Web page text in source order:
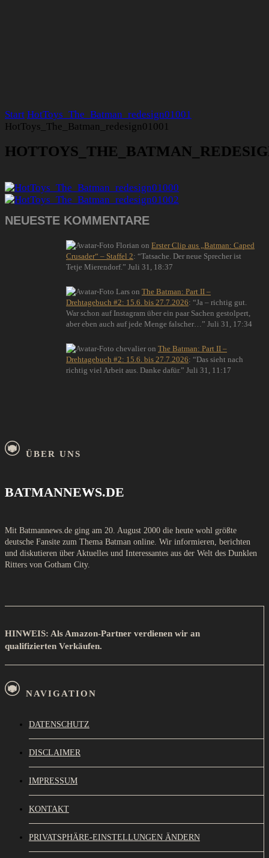
Start HotToys_The_Batman_redesign01001
HotToys_The_Batman_redesign01001
NEUESTE KOMMENTARE
Florian on Erster Clip aus „Batman: Caped
Crusader“ – Staffel 2: “Tatsache. Der neue Sprecher ist
Tetje Mierendorf. ” Juli 31, 18:37
Lars on The Batman: Part II –
Drehtagebuch #2: 15.6. bis 27.7.2026: “Ja – richtig gut.
War schon auf Instagram über ein paar Sachen gestolpert,
aber eben auch auf jede Menge falscher… ” Juli 31, 17:34
chevalier on The Batman: Part II –
Drehtagebuch #2: 15.6. bis 27.7.2026: “Das sieht nach
richtig viel Arbeit aus. Danke dafür. ” Juli 31, 11:17
ÜBER UNS
BATMANNEWS.DE
Mit Batmannews.de ging am 20. August 2000 die heute wohl größte
deutsche Fansite zum Thema Batman online. Wir informieren, berichten
und diskutieren über Aktuelles und Interessantes aus der Welt des Dunklen
Ritters von Gotham City.
HINWEIS: Als Amazon-Partner verdienen wir an
qualifizierten Verkäufen.
NAVIGATION
DATENSCHUTZ
DISCLAIMER
IMPRESSUM
KONTAKT
PRIVATSPHÄRE-EINSTELLUNGEN ÄNDERN